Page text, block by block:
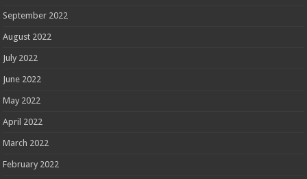
September 2022
August 2022
July 2022
June 2022
May 2022
April 2022
March 2022
February 2022